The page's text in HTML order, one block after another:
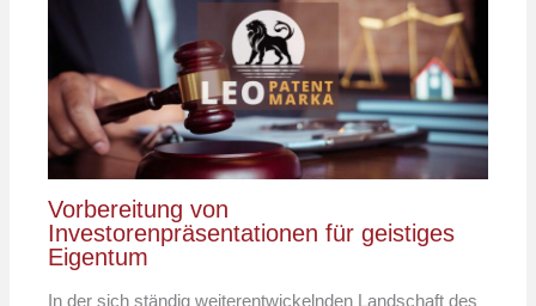
Vorbereitung von
Investorenpräsentationen für geistiges
Eigentum
In der sich ständig weiterentwickelnden Landschaft des